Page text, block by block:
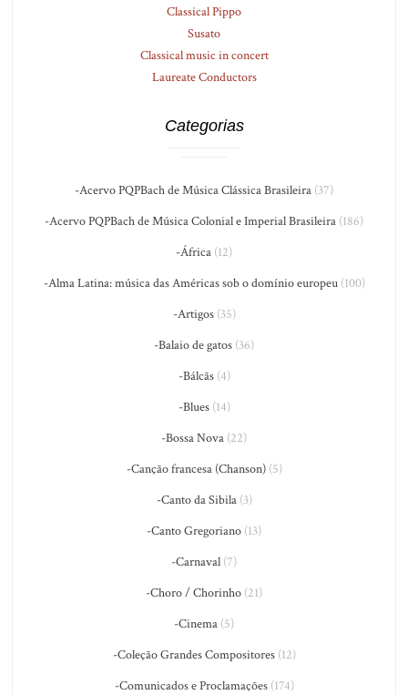
Classical Pippo
Susato
Classical music in concert
Laureate Conductors
Categorias
-Acervo PQPBach de Música Clássica Brasileira (37)
-Acervo PQPBach de Música Colonial e Imperial Brasileira (186)
-África (12)
-Alma Latina: música das Américas sob o domínio europeu(100)
-Artigos(35)
-Balaio de gatos (36)
-Bálcãs(4)
-Blues(14)
-Bossa Nova (22)
-Canção francesa (Chanson)(5)
-Canto da Sibila(3)
-Canto Gregoriano (13)
-Carnaval (7)
-Choro / Chorinho (21)
-Cinema (5)
-Coleção Grandes Compositores(12)
-Comunicados e Proclamações(174)